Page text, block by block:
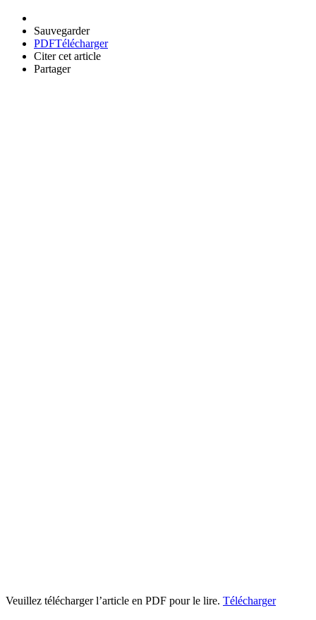
Sauvegarder
PDFTélécharger
Citer cet article
Partager
Veuillez télécharger l’article en PDF pour le lire. Télécharger